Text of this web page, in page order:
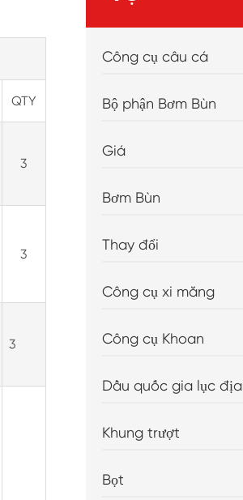
QTY
3
3
3
Công cụ câu cá
Bộ phận Bơm Bùn
Giá
Bơm Bùn
Thay đổi
Công cụ xi măng
Công cụ Khoan
Dầu quốc gia lục địa
Khung trượt
Bọt